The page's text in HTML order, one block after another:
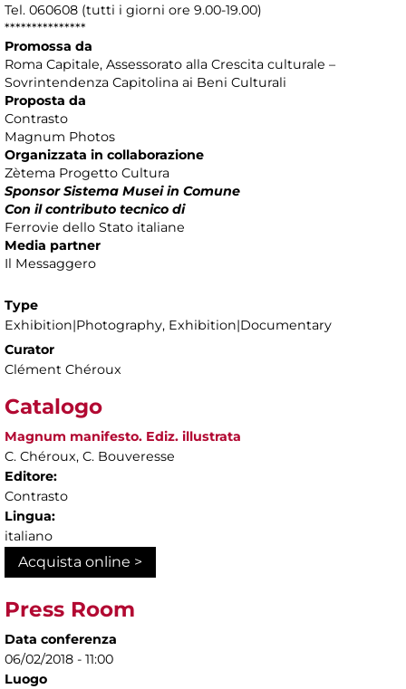
Tel. 060608 (tutti i giorni ore 9.00-19.00)
***************
Promossa da
Roma Capitale, Assessorato alla Crescita culturale –
Sovrintendenza Capitolina ai Beni Culturali
Proposta da
Contrasto
Magnum Photos
Organizzata in collaborazione
Zètema Progetto Cultura
Sponsor Sistema Musei in Comune
Con il contributo tecnico di
Ferrovie dello Stato italiane
Media partner
Il Messaggero
Type
Exhibition|Photography, Exhibition|Documentary
Curator
Clément Chéroux
Catalogo
Magnum manifesto. Ediz. illustrata
C. Chéroux, C. Bouveresse
Editore:
Contrasto
Lingua:
italiano
Acquista online >
Press Room
Data conferenza
06/02/2018 - 11:00
Luogo